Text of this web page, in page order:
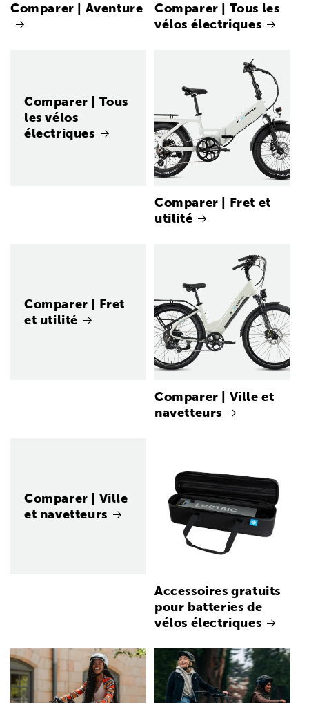
Comparer | Aventure
Comparer | Tous les
vélos électriques
Comparer | Tous
les vélos
électriques
Comparer | Fret et
utilité
Comparer | Fret
et utilité
Comparer | Ville et
navetteurs
Comparer | Ville
et navetteurs
Accessoires gratuits
pour batteries de
vélos électriques